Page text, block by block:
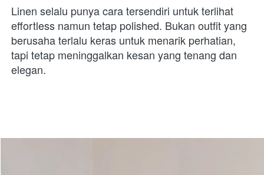
Linen selalu punya cara tersendiri untuk terlihat
effortless namun tetap polished. Bukan outfit yang
berusaha terlalu keras untuk menarik perhatian,
tapi tetap meninggalkan kesan yang tenang dan
elegan.